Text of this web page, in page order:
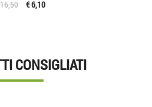
€ 6,10
CONSIGLIATI